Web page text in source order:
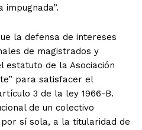
la defensa de intereses
de magistrados y
estatuto de la Asociación
para satisfacer el
3 de la ley 1966-B.
de un colectivo
sí sola, a la titularidad de